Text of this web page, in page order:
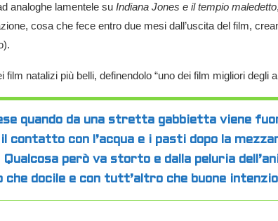
analoghe lamentele su Indiana Jones e il tempio maledetto
cosa che fece entro due mesi dall’uscita del film,
film natalizi più belli, definendolo “uno dei film migliori degli
quando da una stretta gabbietta viene
con l’acqua e i pasti dopo la
però va storto e dalla peluria
docile e con tutt’altro che buone